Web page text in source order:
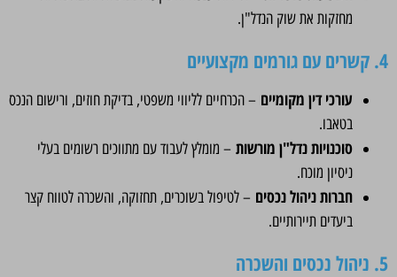
מחזקות את שוק הנדל"ן.
4. קשרים עם גורמים מקצועיים
עורכי דין מקומיים – הכרחיים לליווי משפטי, בדיקת חוזים, ורישום הנכס
בטאבו.
סוכנויות נדל"ן מורשות – מומלץ לעבוד עם מתווכים רשומים בעלי
ניסיון מוכח.
חברות ניהול נכסים – לטיפול בשוכרים, תחזוקה, והשכרה לטווח קצר
ביעדים תיירותיים.
5. ניהול נכסים והשכרה